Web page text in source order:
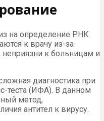
на определение РНК
к врачу из-за
неприязни к больницам и
диагностика при
теста (ИФА). В данном
метод,
антител к вирусу.